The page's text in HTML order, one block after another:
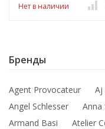
Нет в наличии
Бренды
Agent Provocateur Aj
Angel Schlesser
Anna
Armand Basi
Atelier